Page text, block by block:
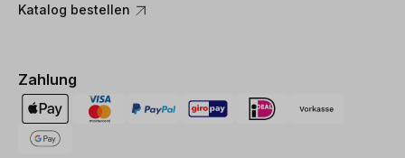
Katalog bestellen
Zahlung